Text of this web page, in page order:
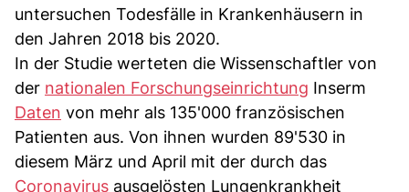
untersuchen Todesfälle in Krankenhäusern in
den Jahren 2018 bis 2020.
In der Studie werteten die Wissenschaftler von
der nationalen Forschungseinrichtung Inserm
Daten von mehr als 135'000 französischen
Patienten aus. Von ihnen wurden 89'530 in
diesem März und April mit der durch das
Coronavirus ausgelösten Lungenkrankheit